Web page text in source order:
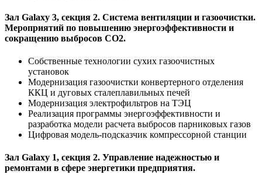
Зал Galaxy 3, секция 2. Система вентиляции и газоочистки.
Мероприятий по повышению энергоэффективности и
сокращению выбросов СО2.
Собственные технологии сухих газоочистных
установок
Модернизация газоочистки конвертерного отделения
ККЦ и дуговых сталеплавильных печей
Модернизация электрофильтров на ТЭЦ
Реализация программы энергоэффективности и
разработка модели расчета выбросов парниковых газов
Цифровая модель-подсказчик компрессорной станции
Зал Galaxy 1, секция 2. Управление надежностью и
ремонтами в сфере энергетики предприятия.